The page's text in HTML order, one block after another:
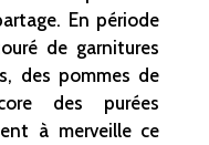
En période
de garnitures
des pommes de
des purées
à merveille ce